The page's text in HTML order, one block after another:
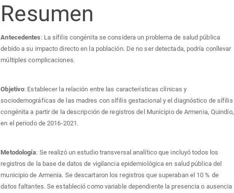
Resumen
Antecedentes : La sífilis congénita se considera un problema de salud pública
debido a su impacto directo en la población. De no ser detectada, podría conllevar
múltiples complicaciones.
Objetivo: Establecer la relación entre las características clínicas y
sociodemográficas de las madres con sífilis gestacional y el diagnóstico de sífilis
congénita a partir de la descripción de registros del Municipio de Armenia, Quindío,
en el periodo de 2016-2021.
Metodología: Se realizó un estudio transversal analítico que incluyó todos los
registros de la base de datos de vigilancia epidemiológica en salud pública del
municipio de Armenia. Se descartaron los registros que superaban el 10 % de
datos faltantes. Se estableció como variable dependiente la presencia o ausencia